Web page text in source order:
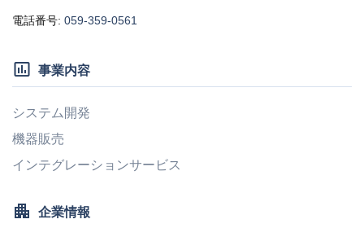
電話番号: 059-359-0561
insert_chart_outlined 事業内容
システム開発
機器販売
インテグレーションサービス
apartment 企業情報